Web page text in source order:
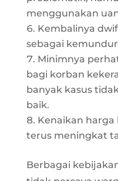
menggunakan
Kembalinya
sebagai
Minimnya
bagi korban
banyak kasus
baik.
Kenaikan
terus meningkat
Berbagai